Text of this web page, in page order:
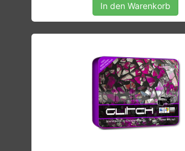
In den Warenkorb